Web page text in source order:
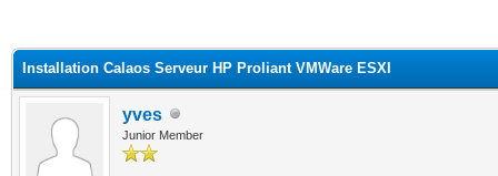
Installation Calaos Serveur HP Proliant VMWare ESXI
yves
Junior Member